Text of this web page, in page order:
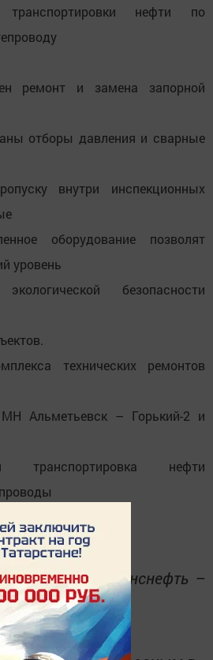
нефти по
ремонт и замена запорной
отборы давления и сварные
внутри инспекционных
оборудование позволят
уровень
безопасности
технических ремонтов
МН Альметьевск – Горький-2 и
транспортировка нефти
режиме.
АО «Транснефть –